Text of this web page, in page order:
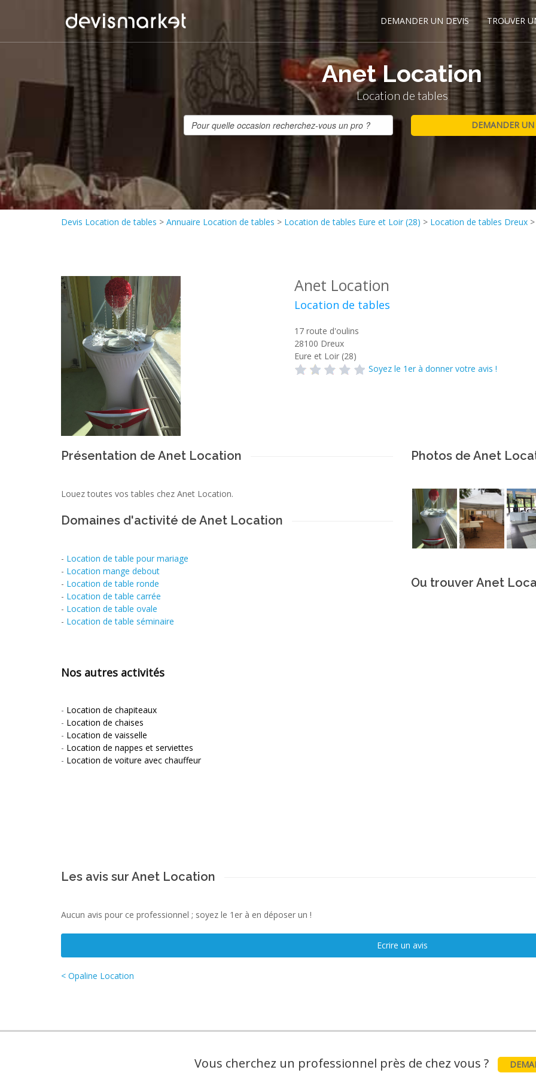
DEMANDER UN DEVIS TROUVER
Anet Location
Location de tables
Devis Location de tables > Annuaire Location de tables > Location de tables Eure et Loir (28) > Location de tables Dreux
Anet Location
Location de tables
17 route d'oulins
28100 Dreux
Eure et Loir (28)
Soyez le 1er à donner votre avis !
Présentation de Anet Location
Louez toutes vos tables chez Anet Location.
Domaines d'activité de Anet Location
- Location de table pour mariage
- Location mange debout
- Location de table ronde
- Location de table carrée
- Location de table ovale
- Location de table séminaire
Nos autres activités
- Location de chapiteaux
- Location de chaises
- Location de vaisselle
- Location de nappes et serviettes
- Location de voiture avec chauffeur
Photos de Anet
Ou trouver Anet
Les avis sur Anet Location
Aucun avis pour ce professionnel ; soyez le 1er à en déposer un !
Ecrire un avis
< Opaline Location
Vous cherchez un professionnel près de chez vous ?